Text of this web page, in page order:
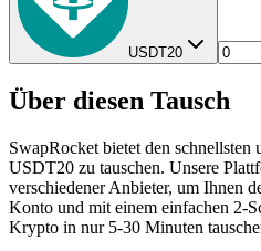
USDT20
Über diesen Tausch
SwapRocket bietet den
USDT20 zu tauschen. Unsere
verschiedener Anbieter, um Ihnen
Konto und mit einem einfachen 2-
Krypto in nur 5-30 Minuten